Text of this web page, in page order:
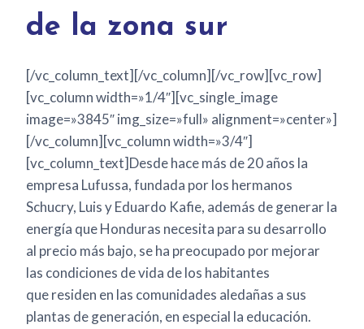
de la zona sur
[/vc_column_text][/vc_column][/vc_row][vc_row]
[vc_column width=»1/4″][vc_single_image
image=»3845″ img_size=»full» alignment=»center»]
[/vc_column][vc_column width=»3/4″]
[vc_column_text]Desde hace más de 20 años la
empresa Lufussa, fundada por los hermanos
Schucry, Luis y Eduardo Kafie, además de generar la
energía que Honduras necesita para su desarrollo
al precio más bajo, se ha preocupado por mejorar
las condiciones de vida de los habitantes
que residen en las comunidades aledañas a sus
plantas de generación, en especial la educación.